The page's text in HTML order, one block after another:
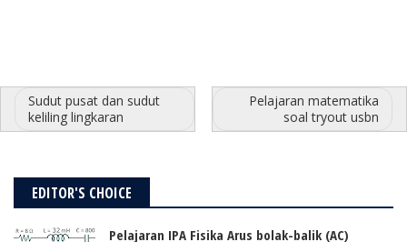
Sudut pusat dan sudut
keliling lingkaran
Pelajaran matematika
soal tryout usbn
EDITOR'S CHOICE
Pelajaran IPA Fisika Arus bolak-balik (AC)